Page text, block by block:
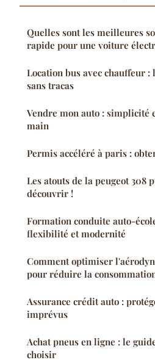
Quelles sont les meilleures
rapide pour une voiture
Location bus avec chauffeur
sans tracas
Vendre mon auto : simplicité
main
Permis accéléré à paris :
Les atouts de la peugeot 308
découvrir !
Formation conduite auto-
flexibilité et modernité
Comment optimiser
pour réduire la
Assurance crédit auto :
imprévus
Achat pneus en ligne : le
choisir